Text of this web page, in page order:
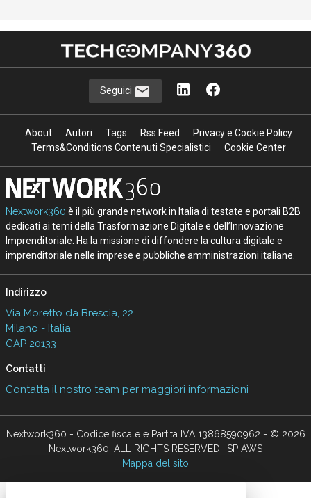
Seguici
About Autori Tags Rss Feed
Privacy e Cookie Policy
Terms&Conditions Contenuti Specialistici
Cookie Center
Nextwork360 è il più grande network in Italia di testate e portali B2B
dedicati ai temi della Trasformazione Digitale e dell’Innovazione
Imprenditoriale. Ha la missione di diffondere la cultura digitale e
imprenditoriale nelle imprese e pubbliche amministrazioni italiane.
Indirizzo
Via Moretto da Brescia, 22
Milano - Italia
CAP 20133
Contatti
Contatta il nostro team per maggiori informazioni
Nextwork360 - Codice fiscale e Partita IVA 13868590962 - © 2026
Nextwork360. ALL RIGHTS RESERVED. ISP AWS
Mappa del sito